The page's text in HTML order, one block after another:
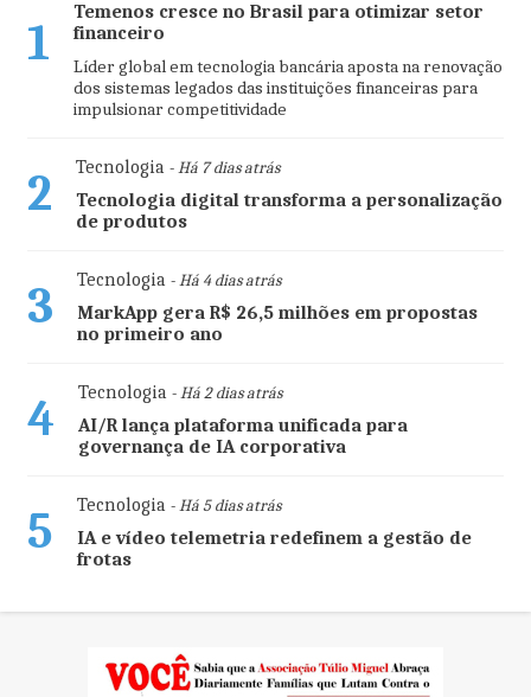
1
Temenos cresce no Brasil para otimizar setor
financeiro
Líder global em tecnologia bancária aposta na renovação
dos sistemas legados das instituições financeiras para
impulsionar competitividade
2 Tecnologia- Há 7 dias atrás
Tecnologia digital transforma a personalização
de produtos
3 Tecnologia- Há 4 dias atrás
MarkApp gera R$ 26,5 milhões em propostas
no primeiro ano
4 Tecnologia- Há 2 dias atrás
AI/R lança plataforma unificada para
governança de IA corporativa
5 Tecnologia- Há 5 dias atrás
IA e vídeo telemetria redefinem a gestão de
frotas